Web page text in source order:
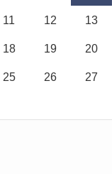
11 12 13
18 19 20
25 26 27